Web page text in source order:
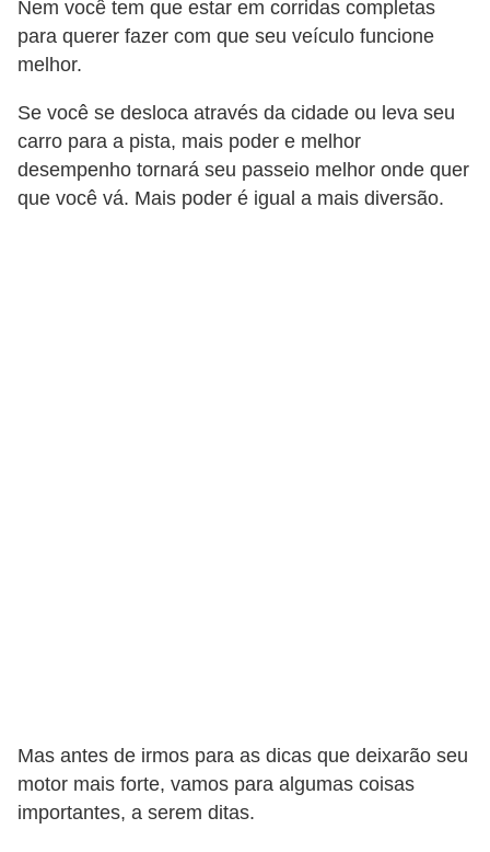
Nem você tem que estar em corridas completas
para querer fazer com que seu veículo funcione
melhor.
Se você se desloca através da cidade ou leva seu
carro para a pista, mais poder e melhor
desempenho tornará seu passeio melhor onde quer
que você vá. Mais poder é igual a mais diversão.
Mas antes de irmos para as dicas que deixarão seu
motor mais forte, vamos para algumas coisas
importantes, a serem ditas.
p
a
i
n
e
v